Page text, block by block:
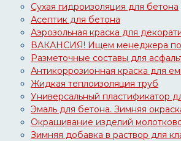
Сухая гидроизоляция для бетона
Асептик для бетона
Аэрозольная краска для
ВАКАНСИЯ! Ищем менеджера по
Разметочные составы для
Антикоррозионная краска для
Жидкая теплоизоляция труб
Универсальный пластификатор
Эмаль для бетона. Зимняя
Окрашивание изделий
Зимняя добавка в раствор для